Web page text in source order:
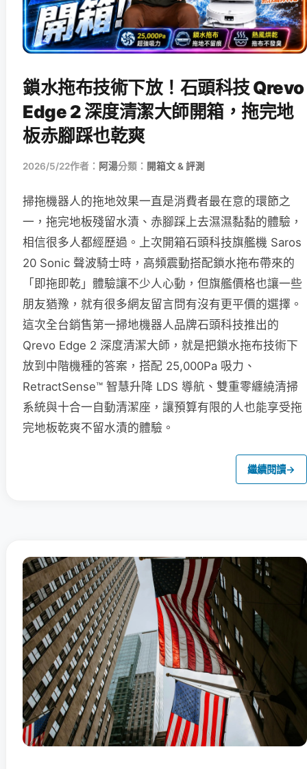
鎖水拖布技術下放！石頭科技 Qrevo
Edge 2 深度清潔大師開箱，拖完地
板赤腳踩也乾爽
2026/5/22作者： 阿湯分類： 開箱文 & 評測
掃拖機器人的拖地效果一直是消費者最在意的環節之
一，拖完地板殘留水漬、赤腳踩上去濕濕黏黏的體驗，
相信很多人都經歷過。上次開箱石頭科技旗艦機 Saros
20 Sonic 聲波騎士時，高頻震動搭配鎖水拖布帶來的
「即拖即乾」體驗讓不少人心動，但旗艦價格也讓一些
朋友猶豫，就有很多網友留言問有沒有更平價的選擇。
這次全台銷售第一掃地機器人品牌石頭科技推出的
Qrevo Edge 2 深度清潔大師，就是把鎖水拖布技術下
放到中階機種的答案，搭配 25,000Pa 吸力、
RetractSense™ 智慧升降 LDS 導航、雙重零纏繞清掃
系統與十合一自動清潔座，讓預算有限的人也能享受拖
完地板乾爽不留水漬的體驗。
繼續閱讀→